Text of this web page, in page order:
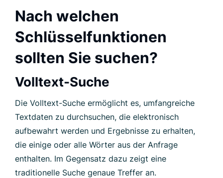
Nach welchen
Schlüsselfunktionen
sollten Sie suchen?
Volltext-Suche
Die Volltext-Suche ermöglicht es, umfangreiche
Textdaten zu durchsuchen, die elektronisch
aufbewahrt werden und Ergebnisse zu erhalten,
die einige oder alle Wörter aus der Anfrage
enthalten. Im Gegensatz dazu zeigt eine
traditionelle Suche genaue Treffer an.